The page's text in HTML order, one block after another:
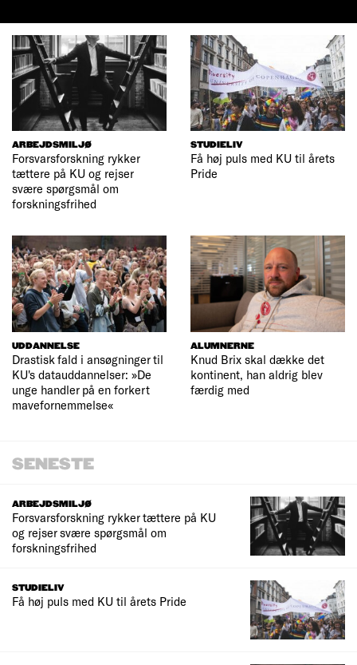
ARBEJDSMILJØ
Forsvarsforskning rykker
tættere på KU og rejser
svære spørgsmål om
forskningsfrihed
STUDIELIV
Få høj puls med KU til årets
Pride
UDDANNELSE
Drastisk fald i ansøgninger til
KU's datauddannelser: »De
unge handler på en forkert
mavefornemmelse«
ALUMNERNE
Knud Brix skal dække det
kontinent, han aldrig blev
færdig med
SENESTE
ARBEJDSMILJØ
Forsvarsforskning rykker tættere på KU
og rejser svære spørgsmål om
forskningsfrihed
STUDIELIV
Få høj puls med KU til årets Pride